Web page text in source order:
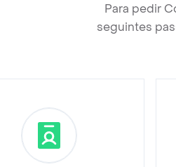
Para pedir
seguintes